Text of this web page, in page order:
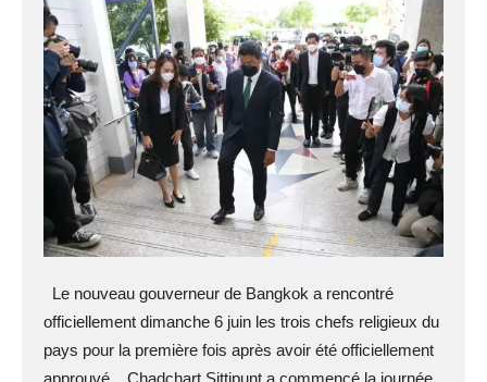
Le nouveau gouverneur de Bangkok a rencontré
officiellement dimanche 6 juin les trois chefs religieux du
pays pour la première fois après avoir été officiellement